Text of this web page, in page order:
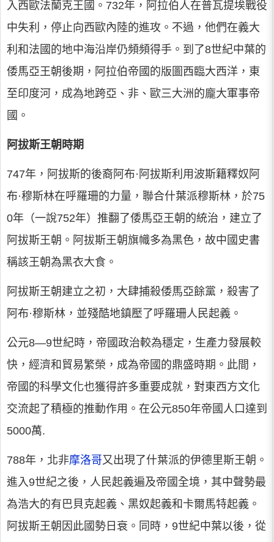
入西歐法蘭克王國。732年，阿拉伯人在普瓦提埃戰役
中失利，停止向西歐內陸的進攻。不過，他們在義大
利和法國的地中海沿岸仍頻頻得手。到了8世紀中葉的
倭馬亞王朝後期，阿拉伯帝國的版圖西臨大西洋，東
至印度河，成為地跨亞、非、歐三大洲的龐大軍事帝
國。
阿拔斯王朝時期
747年，阿拔斯的後裔阿布·阿拔斯利用波斯籍釋奴阿
布·穆斯林在呼羅珊的力量，聯合什葉派穆斯林，於75
0年（一說752年）推翻了倭馬亞王朝的統治，建立了
阿拔斯王朝。阿拔斯王朝旗幟多為黑色，故中國史書
稱該王朝為黑衣大食。
阿拔斯王朝建立之初，大肆捕殺倭馬亞餘黨，殺害了
阿布·穆斯林，並殘酷地鎮壓了呼羅珊人民起義。
公元8—9世紀時，帝國政治較為穩定，生產力發展較
快，經濟和貿易繁榮，成為帝國的鼎盛時期。此間，
帝國的科學文化也獲得許多重要成就，對東西方文化
交流起了積極的推動作用。在公元850年帝國人口達到
5000萬.
788年，北非摩洛哥又出現了什葉派的伊德里斯王朝。
進入9世紀之後，人民起義遍及帝國全境，其中聲勢最
為浩大的有巴貝克起義、黑奴起義和卡爾馬特起義。
阿拔斯王朝因此國勢日衰。同時，9世紀中葉以後，從